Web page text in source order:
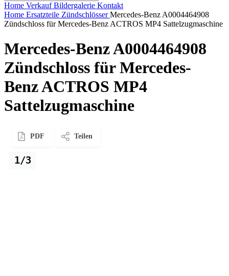
Home Verkauf Bildergalerie Kontakt
Home Ersatzteile Zündschlösser Mercedes-Benz A0004464908
Zündschloss für Mercedes-Benz ACTROS MP4 Sattelzugmaschine
Mercedes-Benz A0004464908
Zündschloss für Mercedes-
Benz ACTROS MP4
Sattelzugmaschine
PDF Teilen
1/3